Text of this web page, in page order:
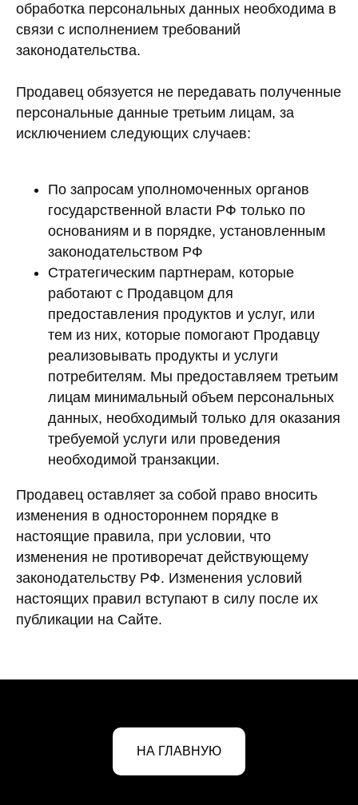
обработка персональных данных необходима в
связи с исполнением требований
законодательства.
Продавец обязуется не передавать полученные
персональные данные третьим лицам, за
исключением следующих случаев:
По запросам уполномоченных органов
государственной власти РФ только по
основаниям и в порядке, установленным
законодательством РФ
Стратегическим партнерам, которые
работают с Продавцом для
предоставления продуктов и услуг, или
тем из них, которые помогают Продавцу
реализовывать продукты и услуги
потребителям. Мы предоставляем третьим
лицам минимальный объем персональных
данных, необходимый только для оказания
требуемой услуги или проведения
необходимой транзакции.
Продавец оставляет за собой право вносить
изменения в одностороннем порядке в
настоящие правила, при условии, что
изменения не противоречат действующему
законодательству РФ. Изменения условий
настоящих правил вступают в силу после их
публикации на Сайте.
НА ГЛАВНУЮ